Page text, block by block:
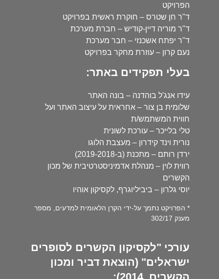
הפרויקט
ד"ר חן שטרס – חוקרת ראשית בפרויקט
ד"ר מוריה דיין-קודיש – חברת מערכת
ד"ר יפתח אשכנזי – חבר מערכת
נעם קרון – עוזרת מחקר בפרויקט
בעלי תפקידים באתר:
עידו אנג'ל בוהדנה – בונה האתר
שלומית בן צור – אחראית על עיצוב האתר ועל
חווית המשתמש/ת
טלי בלייכר – עורכת לשונית
נורית וינד קידרון – מעצבת הלוגו
ירדן רותם – מתכנת (ב-2019-2018)
רווית לוין – מנהלת אדמיניסטרטיבית של מכון
הקשרים
יוסי גלרון – ביביליוגרף, לקסיקון אוהיו
* הפרויקט נתמך על-ידי הקרן הלאומית למדעים, מספר
מענק 302/17
עורכי "לקסיקון הקשרים לסופרים
ישראלים" (הוצאת דביר ומכון